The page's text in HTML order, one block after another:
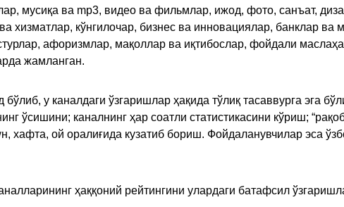
мусиқа ва mp3, видео ва фильмлар, ижод, фото, санъат,
кўнгилочар, бизнес ва инновациялар, банклар ва
афоризмлар, мақоллар ва иқтибослар, фойдали
жамланган.
у каналдаги ўзгаришлар ҳақида тўлиқ тасаввурга эга
ўсишини; каналнинг ҳар соатли статистикасини кўриш;
хафта, ой оралиғида кузатиб бориш. Фойдаланувчилар эса
ҳаққоний рейтингини улардаги батафсил